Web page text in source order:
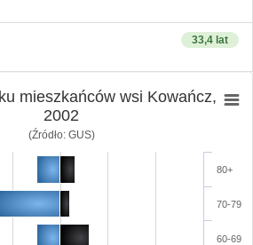
33,4 lat
mieszkańców wsi Kowańcz,
2002
(Źródło: GUS)
60-69
70-79
80+